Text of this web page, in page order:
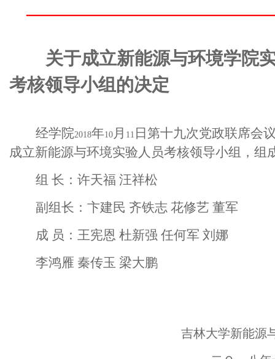
关于成立新能源与环境学院
考核领导小组的决定
经学院2018年10 月 11 日第十九次党政联席会
成立新能源与环境实验人员考核领导小组，组
组 长：许天福 汪祥松
副组长：卞建民 齐铁志 花修艺 董军
成 员：王宪恩 杜新强 任何军 刘娜
李鸿雁 秦传玉 梁大鹏
吉林大学新能源